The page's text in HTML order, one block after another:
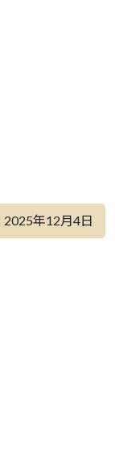
2025年12月4日